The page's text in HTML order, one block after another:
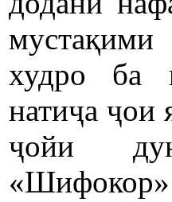
худро ба
натиҷа ҷои
ҷойи
«Шифокор»